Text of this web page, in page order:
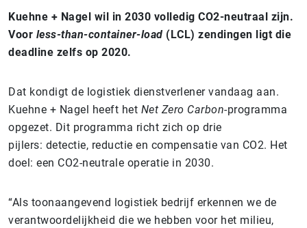
Kuehne + Nagel wil in 2030 volledig CO2-neutraal zijn.
Voor less-than-container-load (LCL) zendingen ligt die
deadline zelfs op 2020.
Dat kondigt de logistiek dienstverlener vandaag aan.
Kuehne + Nagel heeft het Net Zero Carbon-programma
opgezet. Dit programma richt zich op drie
pijlers: detectie, reductie en compensatie van CO2. Het
doel: een CO2-neutrale operatie in 2030.
“Als toonaangevend logistiek bedrijf erkennen we de
verantwoordelijkheid die we hebben voor het milieu,